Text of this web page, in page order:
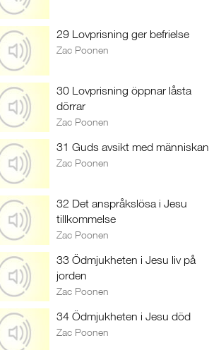
29 Lovprisning ger befrielse
Zac Poonen
30 Lovprisning öppnar låsta
dörrar
Zac Poonen
31 Guds avsikt med människan
Zac Poonen
32 Det anspråkslösa i Jesu
tillkommelse
Zac Poonen
33 Ödmjukheten i Jesu liv på
jorden
Zac Poonen
34 Ödmjukheten i Jesu död
Zac Poonen